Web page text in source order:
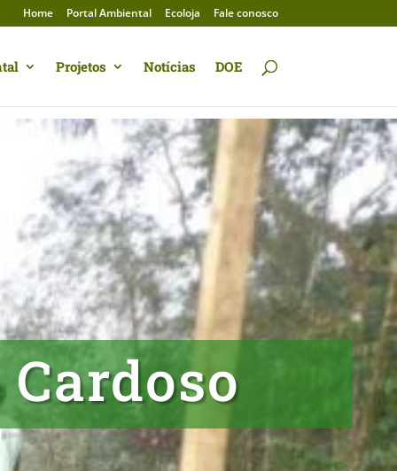
Home Portal Ambiental Ecoloja Fale conosco
Projetos Notícias DOE